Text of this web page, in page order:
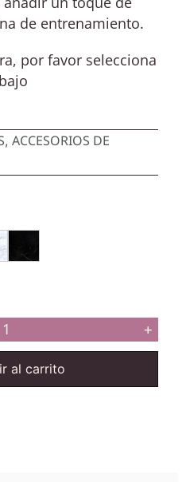
de entrenamiento.
por favor selecciona
, ACCESORIOS DE
+
al carrito